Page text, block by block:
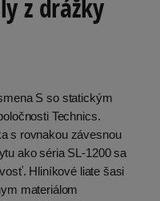
z drážky
S so statickým
Technics.
s rovnakou závesnou
ako séria SL-1200 sa
Hliníkové liate šasi
materiálom